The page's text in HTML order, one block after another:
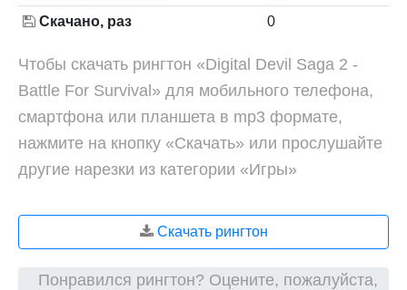
Скачано, раз 0
Чтобы скачать рингтон «Digital Devil Saga 2 -
Battle For Survival» для мобильного телефона,
смартфона или планшета в mp3 формате,
нажмите на кнопку «Скачать» или прослушайте
другие нарезки из категории «Игры»
Скачать рингтон
Понравился рингтон? Оцените, пожалуйста,